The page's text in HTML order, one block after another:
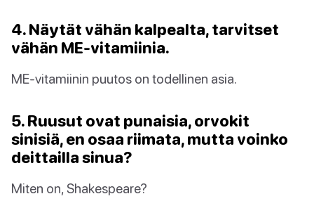
4. Näytät vähän kalpealta, tarvitset
vähän ME-vitamiinia.
ME-vitamiinin puutos on todellinen asia.
5. Ruusut ovat punaisia, orvokit
sinisiä, en osaa riimata, mutta voinko
deittailla sinua?
Miten on, Shakespeare?